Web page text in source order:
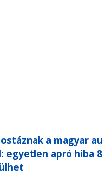
a magyar
egyetlen apró hiba